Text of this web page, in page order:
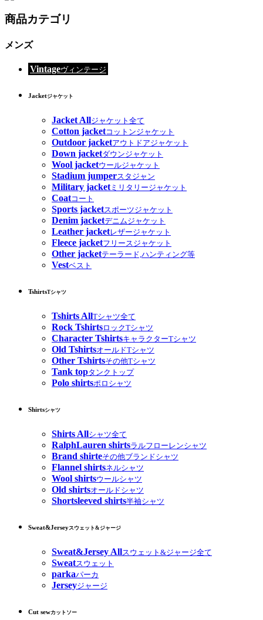
商品カテゴリ
メンズ
Vintageヴィンテージ
Jacketジャケット
Jacket Allジャケット全て
Cotton jacketコットンジャケット
Outdoor jacketアウトドアジャケット
Down jacketダウンジャケット
Wool jacketウールジャケット
Stadium jumperスタジャン
Military jacketミリタリージャケット
Coatコート
Sports jacketスポーツジャケット
Denim jacketデニムジャケット
Leather jacketレザージャケット
Fleece jacketフリースジャケット
Other jacketテーラード,ハンティング等
Vestベスト
TshirtsTシャツ
Tshirts AllTシャツ全て
Rock TshirtsロックTシャツ
Character TshirtsキャラクターTシャツ
Old TshirtsオールドTシャツ
Other Tshirtsその他Tシャツ
Tank topタンクトップ
Polo shirtsポロシャツ
Shirtsシャツ
Shirts Allシャツ全て
RalphLauren shirtsラルフローレンシャツ
Brand shirteその他ブランドシャツ
Flannel shirtsネルシャツ
Wool shirtsウールシャツ
Old shirtsオールドシャツ
Shortsleeved shirts半袖シャツ
Sweat&Jerseyスウェット&ジャージ
Sweat&Jersey Allスウェット&ジャージ全て
Sweatスウェット
parkaパーカ
Jerseyジャージ
Cut sewカットソー